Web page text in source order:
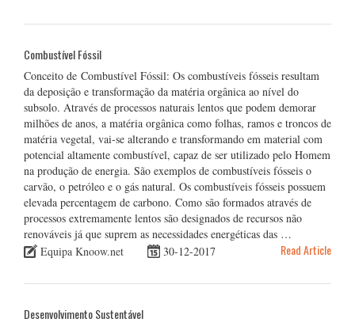
Combustível Fóssil
Conceito de Combustível Fóssil: Os combustíveis fósseis resultam
da deposição e transformação da matéria orgânica ao nível do
subsolo. Através de processos naturais lentos que podem demorar
milhões de anos, a matéria orgânica como folhas, ramos e troncos de
matéria vegetal, vai-se alterando e transformando em material com
potencial altamente combustível, capaz de ser utilizado pelo Homem
na produção de energia. São exemplos de combustíveis fósseis o
carvão, o petróleo e o gás natural. Os combustíveis fósseis possuem
elevada percentagem de carbono. Como são formados através de
processos extremamente lentos são designados de recursos não
renováveis já que suprem as necessidades energéticas das …
Equipa Knoow.net
30-12-2017 Read Article
Desenvolvimento Sustentável